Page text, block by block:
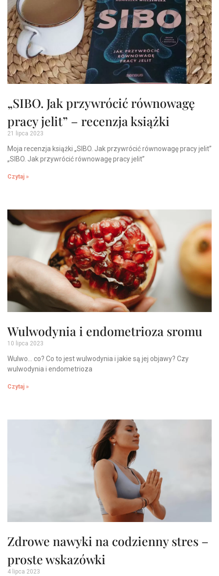
„SIBO. Jak przywrócić równowagę
pracy jelit” – recenzja książki
21 lipca 2023
Moja recenzja książki „SIBO. Jak przywrócić równowagę pracy jelit”
„SIBO. Jak przywrócić równowagę pracy jelit”
Czytaj »
Wulwodynia i endometrioza sromu
10 lipca 2023
Wulwo… co? Co to jest wulwodynia i jakie są jej objawy? Czy
wulwodynia i endometrioza
Czytaj »
Zdrowe nawyki na codzienny stres –
proste wskazówki
4 lipca 2023